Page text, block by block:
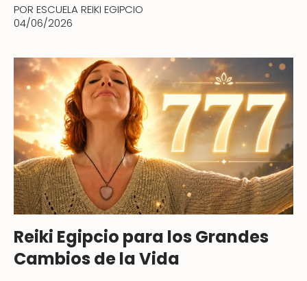
POR ESCUELA REIKI EGIPCIO
04/06/2026
Reiki Egipcio para los Grandes
Cambios de la Vida